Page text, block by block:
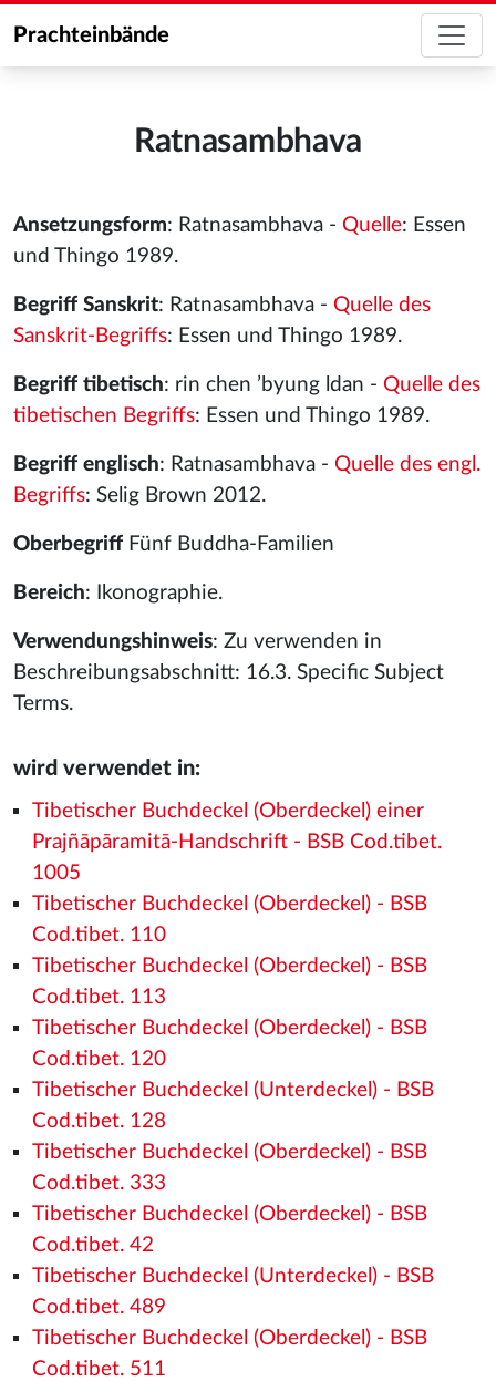
Prachteinbände
Ratnasambhava
Ansetzungsform: Ratnasambhava - Quelle: Essen
und Thingo 1989.
Begriff Sanskrit: Ratnasambhava - Quelle des
Sanskrit-Begriffs: Essen und Thingo 1989.
Begriff tibetisch: rin chen ’byung ldan - Quelle des
tibetischen Begriffs: Essen und Thingo 1989.
Begriff englisch: Ratnasambhava - Quelle des engl.
Begriffs: Selig Brown 2012.
Oberbegriff Fünf Buddha-Familien
Bereich: Ikonographie.
Verwendungshinweis: Zu verwenden in
Beschreibungsabschnitt: 16.3. Specific Subject
Terms.
wird verwendet in:
Tibetischer Buchdeckel (Oberdeckel) einer
Prajñāpāramitā-Handschrift - BSB Cod.tibet.
1005
Tibetischer Buchdeckel (Oberdeckel) - BSB
Cod.tibet. 110
Tibetischer Buchdeckel (Oberdeckel) - BSB
Cod.tibet. 113
Tibetischer Buchdeckel (Oberdeckel) - BSB
Cod.tibet. 120
Tibetischer Buchdeckel (Unterdeckel) - BSB
Cod.tibet. 128
Tibetischer Buchdeckel (Oberdeckel) - BSB
Cod.tibet. 333
Tibetischer Buchdeckel (Oberdeckel) - BSB
Cod.tibet. 42
Tibetischer Buchdeckel (Unterdeckel) - BSB
Cod.tibet. 489
Tibetischer Buchdeckel (Oberdeckel) - BSB
Cod.tibet. 511